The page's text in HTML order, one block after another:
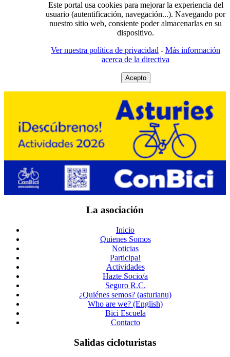
Este portal usa cookies para mejorar la experiencia del
usuario (autentificación, navegación...). Navegando por
nuestro sitio web, consiente poder almacenarlas en su
dispositivo.
Ver nuestra política de privacidad - Más información
acerca de la directiva
Acepto
La asociación
Inicio
Quienes Somos
Noticias
Participa!
Actividades
Hazte Socio/a
Seguro R.C.
¿Quiénes semos? (asturianu)
Who are we? (English)
Bici Escuela
Contacto
Salidas cicloturistas